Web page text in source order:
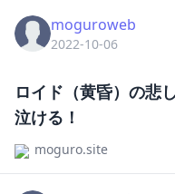
moguroweb
2022-10-06
ロイド（黄昏）の悲
泣ける！
moguro.site